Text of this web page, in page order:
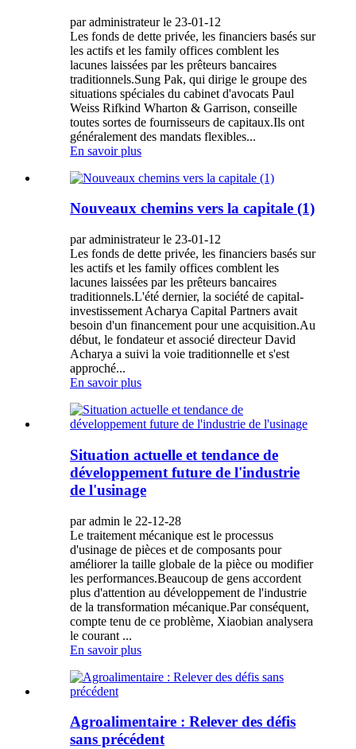
par administrateur le 23-01-12
Les fonds de dette privée, les financiers basés sur
les actifs et les family offices comblent les
lacunes laissées par les prêteurs bancaires
traditionnels.Sung Pak, qui dirige le groupe des
situations spéciales du cabinet d'avocats Paul
Weiss Rifkind Wharton & Garrison, conseille
toutes sortes de fournisseurs de capitaux.Ils ont
généralement des mandats flexibles...
En savoir plus
Nouveaux chemins vers la capitale (1)
par administrateur le 23-01-12
Les fonds de dette privée, les financiers basés sur
les actifs et les family offices comblent les
lacunes laissées par les prêteurs bancaires
traditionnels.L'été dernier, la société de capital-
investissement Acharya Capital Partners avait
besoin d'un financement pour une acquisition.Au
début, le fondateur et associé directeur David
Acharya a suivi la voie traditionnelle et s'est
approché...
En savoir plus
Situation actuelle et tendance de
développement future de l'industrie
de l'usinage
par admin le 22-12-28
Le traitement mécanique est le processus
d'usinage de pièces et de composants pour
améliorer la taille globale de la pièce ou modifier
les performances.Beaucoup de gens accordent
plus d'attention au développement de l'industrie
de la transformation mécanique.Par conséquent,
compte tenu de ce problème, Xiaobian analysera
le courant ...
En savoir plus
Agroalimentaire : Relever des défis
sans précédent